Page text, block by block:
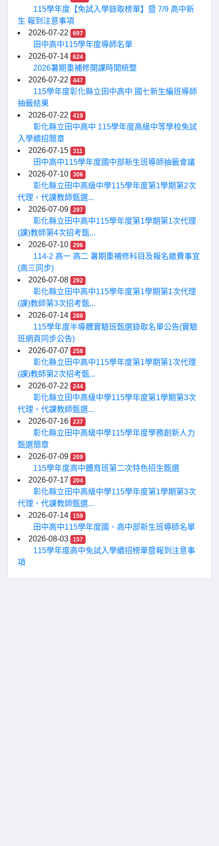
115學年度【免試入學錄取榜單】暨 7/9 高中新
生 報到注意事項
2026-07-22
697
田中高中115學年度導師名單
2026-07-14
624
2026暑期重補修開課時間統整
2026-07-22
447
115學年度彰化縣立田中高中 國七新生編班導師
抽籤結果
2026-07-22
419
彰化縣立田中高中 115學年度高級中等學校免試
入學續招簡章
2026-07-15
311
田中高中115學年度國中部新生班導師抽籤會議
2026-07-10
306
彰化縣立田中高級中學115學年度第1學期第2次
代理、代課教師甄選...
2026-07-09
297
彰化縣立田中高中115學年度第1學期第1次代理
(課)教師第4次招考甄...
2026-07-10
296
114-2 高一 高二 暑期重補修科目及報名繳費事宜
(高三同步)
2026-07-08
292
彰化縣立田中高中115學年度第1學期第1次代理
(課)教師第3次招考甄...
2026-07-14
288
115學年度半導體實驗班甄選錄取名單公告(實驗
班網頁同步公告)
2026-07-07
258
彰化縣立田中高中115學年度第1學期第1次代理
(課)教師第2次招考甄...
2026-07-22
244
彰化縣立田中高級中學115學年度第1學期第3次
代理、代課教師甄選...
2026-07-16
237
彰化縣立田中高級中學115學年度學務創新人力
甄選簡章
2026-07-09
209
115學年度高中體育班第二次特色招生甄選
2026-07-17
204
彰化縣立田中高級中學115學年度第1學期第3次
代理、代課教師甄選...
2026-07-14
159
田中高中115學年度國、高中部新生班導師名單
2026-08-03
157
115學年度高中免試入學續招榜單暨報到注意事
項